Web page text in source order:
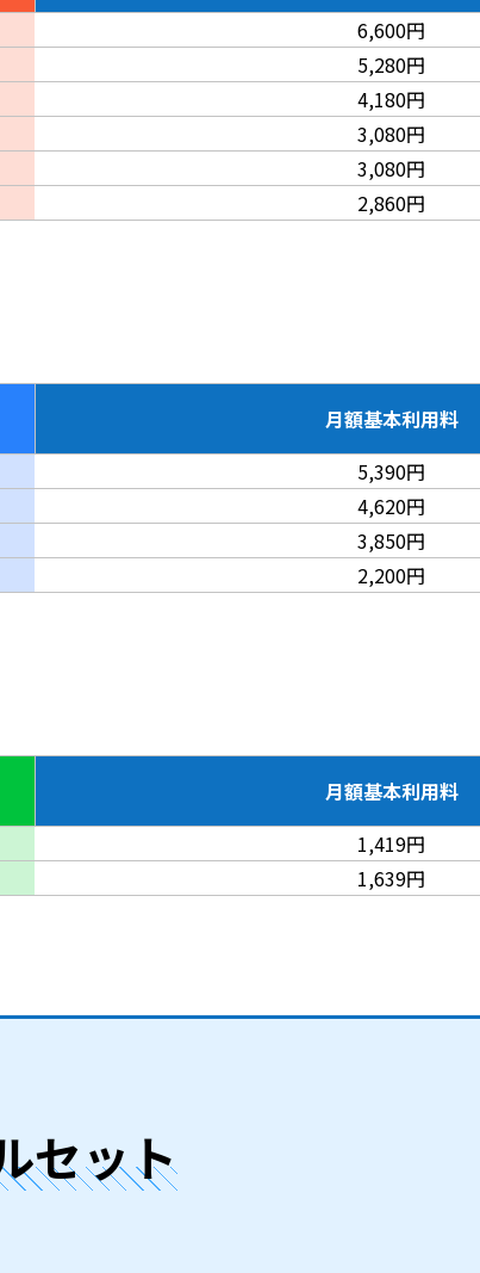
6,600円
5,280円
4,180円
3,080円
3,080円
2,860円
月額基本利用料
5,390円
4,620円
3,850円
2,200円
月額基本利用料
1,419円
1,639円
セット